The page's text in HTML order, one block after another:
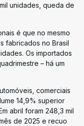
unidades, queda de
é que no mesmo
fabricados no Brasil
Os importados
– há um
comerciais
14,9% superior
abril foram 248,3 mil
de 2025 e recuo